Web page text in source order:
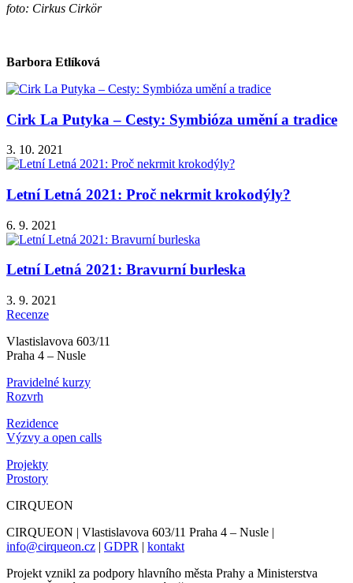
foto: Cirkus Cirkör
Barbora Etlíková
Cirk La Putyka – Cesty: Symbióza umění a tradice
3. 10. 2021
Letní Letná 2021: Proč nekrmit krokodýly?
6. 9. 2021
Letní Letná 2021: Bravurní burleska
3. 9. 2021
Recenze
Vlastislavova 603/11
Praha 4 – Nusle
Pravidelné kurzy
Rozvrh
Rezidence
Výzvy a open calls
Projekty
Prostory
CIRQUEON
CIRQUEON | Vlastislavova 603/11 Praha 4 – Nusle |
info@cirqueon.cz | GDPR | kontakt
Projekt vznikl za podpory hlavního města Prahy a Ministerstva